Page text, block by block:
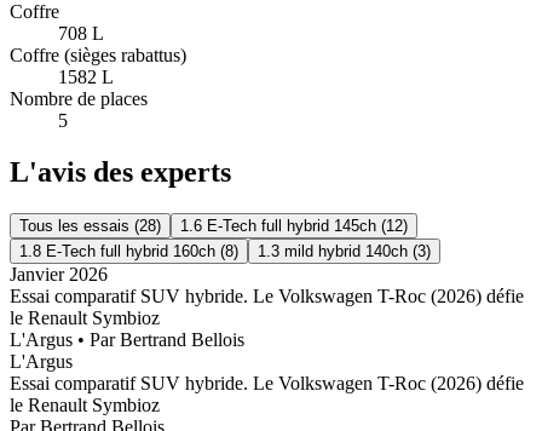
Coffre
708 L
Coffre (sièges rabattus)
1582 L
Nombre de places
5
L'avis des experts
Tous les essais (28) 1.6 E-Tech full hybrid 145ch (12)
1.8 E-Tech full hybrid 160ch (8) 1.3 mild hybrid 140ch (3)
Janvier 2026
Essai comparatif SUV hybride. Le Volkswagen T-Roc (2026) défie
le Renault Symbioz
L'Argus • ParBertrand Bellois
L'Argus
Essai comparatif SUV hybride. Le Volkswagen T-Roc (2026) défie
le Renault Symbioz
ParBertrand Bellois